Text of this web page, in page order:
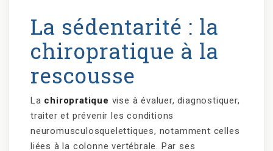
La sédentarité : la
chiropratique à la
rescousse
La chiropratique vise à évaluer, diagnostiquer,
traiter et prévenir les conditions
neuromusculosquelettiques, notamment celles
liées à la colonne vertébrale. Par ses